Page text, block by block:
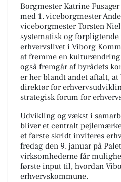
Borgmester Katrine
med 1. viceborgmester
viceborgmester Torsten
systematisk og
erhvervslivet i Viborg
at fremme en
også fremgår af byrådets
er her blandt andet aftalt,
direktør for
strategisk forum for
Udvikling og vækst i
bliver et centralt
et første skridt inviteres
fredag den 9. januar på
virksomhederne får
første input til, hvordan
erhvervskommune.